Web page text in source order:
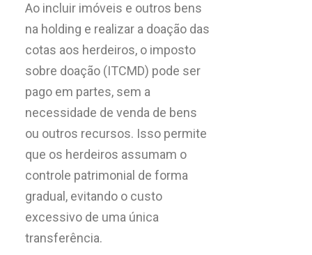
Ao incluir imóveis e outros bens
na holding e realizar a doação das
cotas aos herdeiros, o imposto
sobre doação (ITCMD) pode ser
pago em partes, sem a
necessidade de venda de bens
ou outros recursos. Isso permite
que os herdeiros assumam o
controle patrimonial de forma
gradual, evitando o custo
excessivo de uma única
transferência.